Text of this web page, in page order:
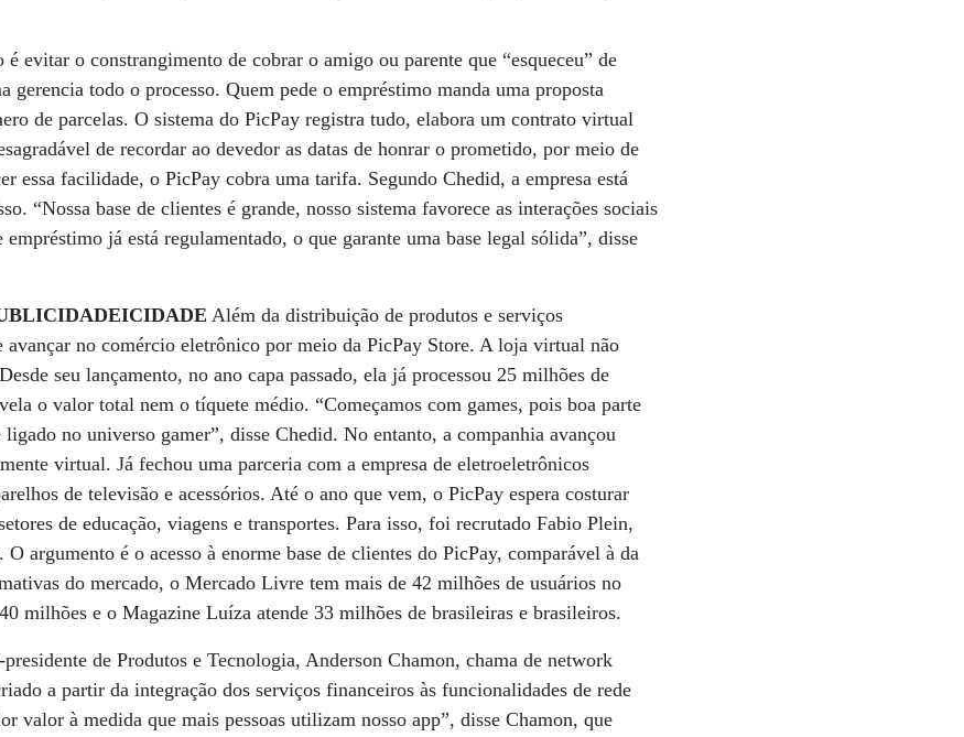
evitar o constrangimento de cobrar o amigo ou parente que “esqueceu” de
gerencia todo o processo. Quem pede o empréstimo manda uma proposta
de parcelas. O sistema do PicPay registra tudo, elabora um contrato virtual
de recordar ao devedor as datas de honrar o prometido, por meio de
essa facilidade, o PicPay cobra uma tarifa. Segundo Chedid, a empresa está
“Nossa base de clientes é grande, nosso sistema favorece as interações sociais
já está regulamentado, o que garante uma base legal sólida”, disse
Além da distribuição de produtos e serviços
avançar no comércio eletrônico por meio da PicPay Store. A loja virtual não
seu lançamento, no ano capa passado, ela já processou 25 milhões de
o valor total nem o tíquete médio. “Começamos com games, pois boa parte
ligado no universo gamer”, disse Chedid. No entanto, a companhia avançou
virtual. Já fechou uma parceria com a empresa de eletroeletrônicos
de televisão e acessórios. Até o ano que vem, o PicPay espera costurar
de educação, viagens e transportes. Para isso, foi recrutado Fabio Plein,
argumento é o acesso à enorme base de clientes do PicPay, comparável à da
do mercado, o Mercado Livre tem mais de 42 milhões de usuários no
milhões e o Magazine Luíza atende 33 milhões de brasileiras e brasileiros.
de Produtos e Tecnologia, Anderson Chamon, chama de network
a partir da integração dos serviços financeiros às funcionalidades de rede
valor à medida que mais pessoas utilizam nosso app”, disse Chamon, que